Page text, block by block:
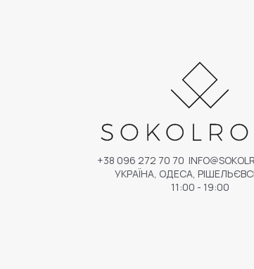
+38 096 272 70 70
УКРАЇНА, ОДЕСА,
11:00 - 19:00